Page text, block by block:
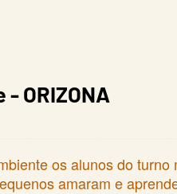
ORIZONA
os alunos do
amaram e